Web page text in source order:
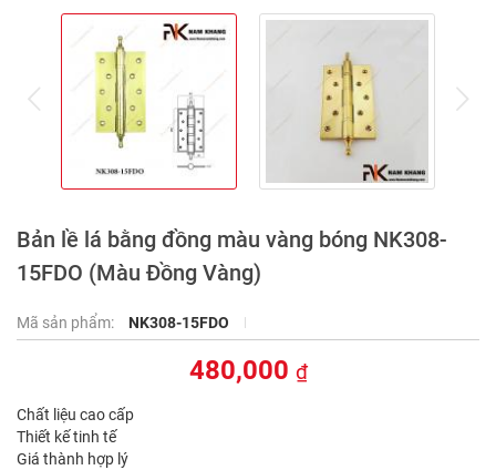
Bản lề lá bằng đồng màu vàng bóng NK308-
15FDO (Màu Đồng Vàng)
Mã sản phẩm: NK308-15FDO
480,000 ₫
Chất liệu cao cấp
Thiết kế tinh tế
Giá thành hợp lý